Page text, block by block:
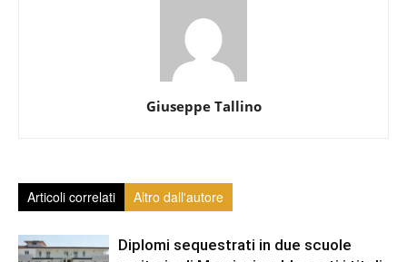
Giuseppe Tallino
Articoli correlati Altro dall'autore
Diplomi sequestrati in due scuole